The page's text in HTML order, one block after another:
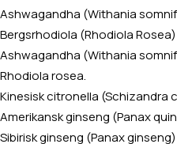
Ashwagandha (Withania
Bergsrhodiola (Rhodiola Rosea)
Ashwagandha (Withania
Rhodiola rosea.
Kinesisk citronella (Schizandra
Amerikansk ginseng (Panax
Sibirisk ginseng (Panax ginseng)